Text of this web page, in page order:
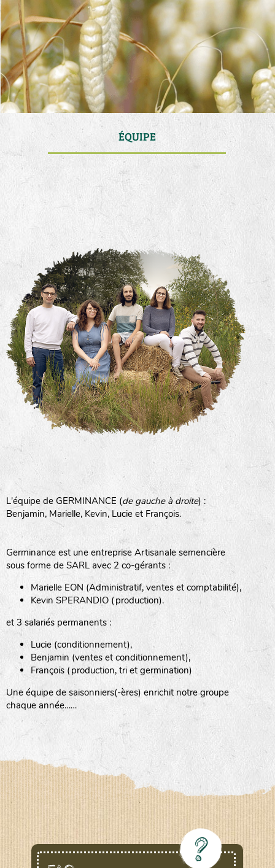
ÉQUIPE
L'équipe de GERMINANCE (de gauche à droite) :
Benjamin, Marielle, Kevin, Lucie et François.
Germinance est une entreprise Artisanale semencière
sous forme de SARL avec 2 co-gérants :
Marielle EON (Administratif, ventes et comptabilité),
Kevin SPERANDIO (production).
et 3 salariés permanents :
Lucie (conditionnement),
Benjamin (ventes et conditionnement),
François (production, tri et germination)
Une équipe de saisonniers(-ères) enrichit notre groupe
chaque année……